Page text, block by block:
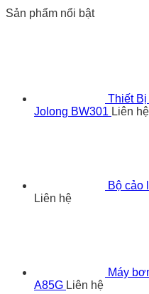
Sản phẩm nổi bật
Thiết
Jolong BW301 Liên hệ
Bộ cảo
Liên hệ
Máy
A85G Liên hệ